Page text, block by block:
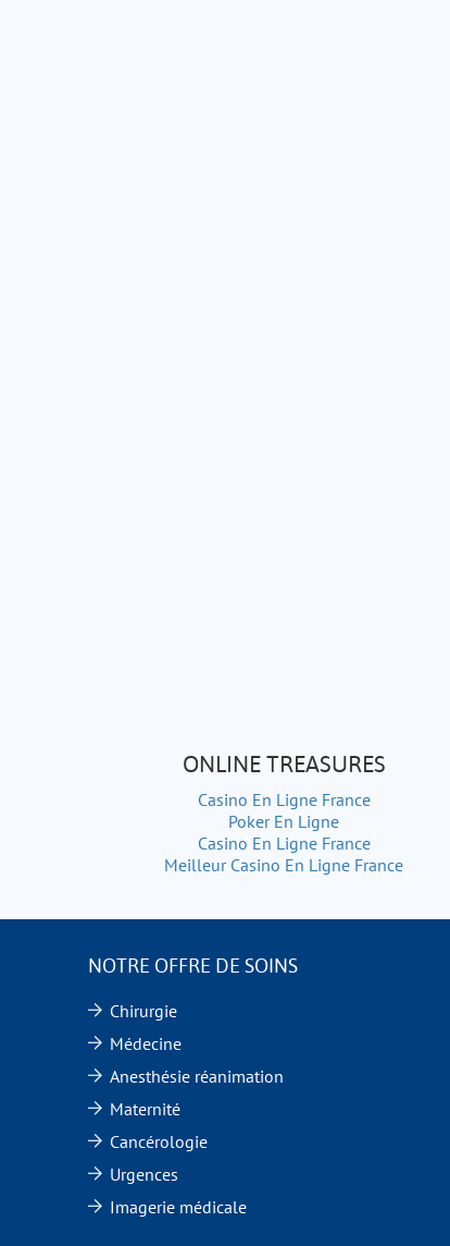
ONLINE TREASURES
Casino En Ligne France
Poker En Ligne
Casino En Ligne France
Meilleur Casino En Ligne France
NOTRE OFFRE DE SOINS
Chirurgie
Médecine
Anesthésie réanimation
Maternité
Cancérologie
Urgences
Imagerie médicale